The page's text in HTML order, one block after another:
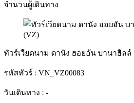
จำนวนผู้เดินทาง
ทัวร์เวียดนาม ดานัง ฮอยอัน บานาฮิลล์
รหัสทัวร์ : VN_VZ00083
วันเดินทาง : -